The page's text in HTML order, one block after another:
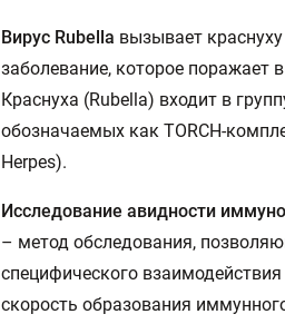
Вирус Rubella вызывает
заболевание, которое поражает
Краснуха (Rubella) входит в
обозначаемых как TORCH-
Herpes).
Исследование авидности
– метод обследования,
специфического
скорость образования